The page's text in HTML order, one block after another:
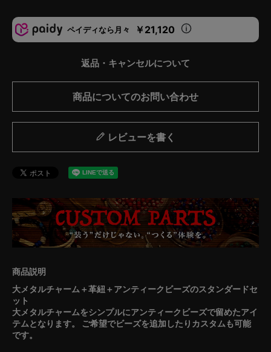
ペイディなら月々 ￥21,120
返品・キャンセルについて
商品についてのお問い合わせ
レビューを書く
大メタルチャーム＋革紐＋アンティークビーズのスタンダードセ
ット
大メタルチャームをシンプルにアンティークビーズで留めたアイ
テムとなります。 ご希望でビーズを追加したりカスタムも可能
です。